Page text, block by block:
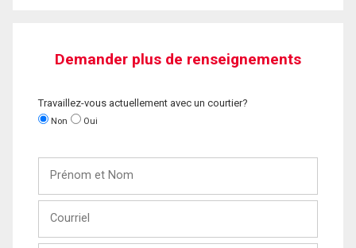
Demander plus de renseignements
Travaillez-vous actuellement avec un courtier?
Non Oui
Nom